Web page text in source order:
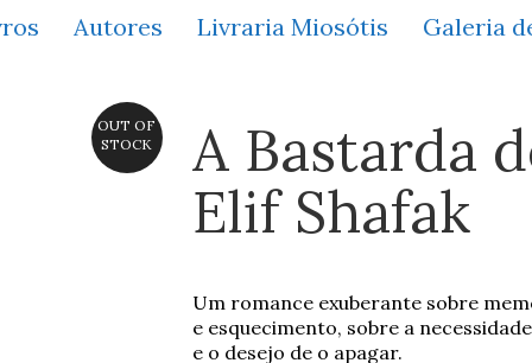
Autores Livraria Miosótis Galeria
OUT OF
STOCK
A Bastarda
Elif Shafak
Um romance exuberante sobre
e esquecimento, sobre a
e o desejo de o apagar.